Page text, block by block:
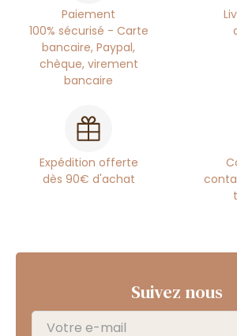
Paiement
100% sécurisé - Carte
bancaire, Paypal,
chèque, virement
bancaire
Expédition offerte
dès 90€ d'achat
Suivez nous